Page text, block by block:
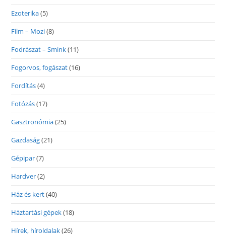
Ezoterika(5)
Film – Mozi(8)
Fodrászat – Smink(11)
Fogorvos, fogászat(16)
Fordítás(4)
Fotózás(17)
Gasztronómia(25)
Gazdaság(21)
Gépipar(7)
Hardver(2)
Ház és kert(40)
Háztartási gépek(18)
Hírek, híroldalak(26)